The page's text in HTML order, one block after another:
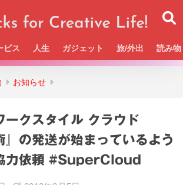
ビス 人生 ガジェット 旅/外出 読み物
の活動＆SNSまとめはこちら
お知らせ
ークスタイル クラウド
』の発送が始まっているよう
力依頼 #SuperCloud